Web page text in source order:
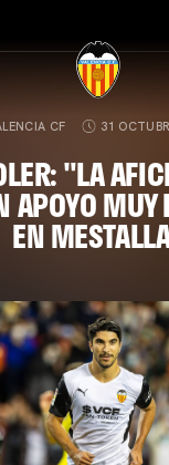
CF 31
"LA
APOYO
EN